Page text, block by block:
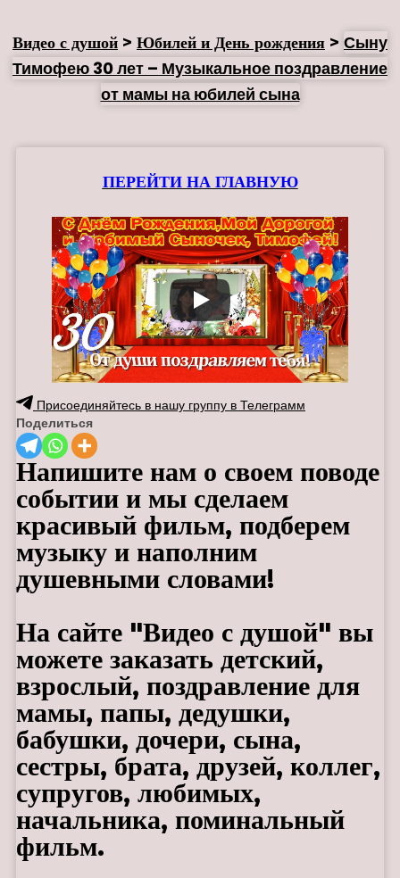
Видео с душой > Юбилей и День рождения > Сыну
Тимофею 30 лет – Музыкальное поздравление
от мамы на юбилей сына
ПЕРЕЙТИ НА ГЛАВНУЮ
Присоединяйтесь в нашу группу в Телеграмм
Поделиться
Напишите нам о своем поводе
событии и мы сделаем
красивый фильм, подберем
музыку и наполним
душевными словами!
На сайте "Видео с душой" вы
можете заказать детский,
взрослый, поздравление для
мамы, папы, дедушки,
бабушки, дочери, сына,
сестры, брата, друзей, коллег,
супругов, любимых,
начальника, поминальный
фильм.